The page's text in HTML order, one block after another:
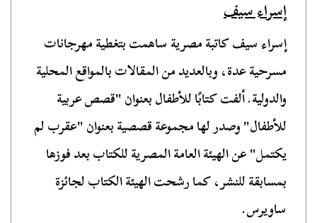
إسراء سيف
إسراء سيف كاتبة مصرية ساهمت بتغطية مهرجانات
مسرحية عدة، وبالعديد من المقالات بالمواقع المحلية
والدولية. ألفت كتابًا للأطفال بعنوان "قصص عربية
للأطفال" وصدر لها مجموعة قصصية بعنوان "عقرب لم
يكتمل" عن الهيئة العامة المصرية للكتاب بعد فوزها
بمسابقة للنشر، كما رشحت الهيئة الكتاب لجائزة
ساويرس.